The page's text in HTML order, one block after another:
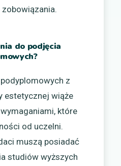
do podjęcia
z
estetycznej wiąże
które
od uczelni.
muszą posiadać
studiów wyższych